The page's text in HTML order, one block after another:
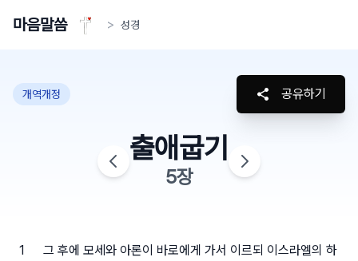
마음말씀 > 성경
개역개정 공유하기
출애굽기
5장
1
그 후에 모세와 아론이 바로에게 가서 이르되 이스라엘의 하